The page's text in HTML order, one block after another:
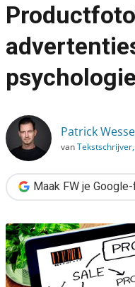
Marketing
›
Productfoto’s in je
Patrick
van
Maak FW je